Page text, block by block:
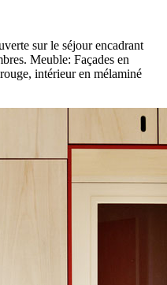
sur le séjour encadrant
Meuble: Façades en
intérieur en mélaminé